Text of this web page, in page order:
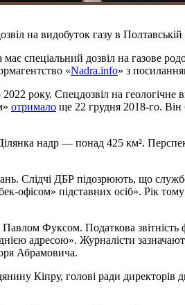
на видобуток газу в Полтавській
спеціальний дозвіл на газове
«Nadra.info» з
року. Спецдозвіл на
отримало ще 22 грудня 2018-го. Він
Ділянка надр — понад 425 км².
Слідчі ДБР підозрюють, що
офісом» підставних осіб». Рік
Фуксом. Податкова
адресою». Журналісти
Абрамовича.
Кіпру, голові ради директорів